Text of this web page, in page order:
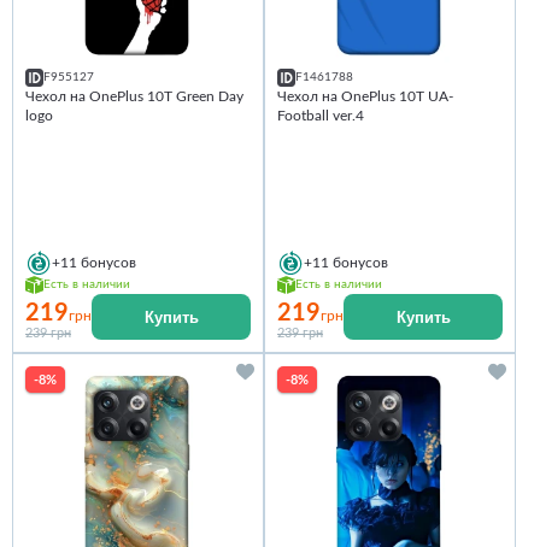
F955127
Чехол на OnePlus 10T Green Day
logo
+11 бонусов
Есть в наличии
219грн
239 грн
Купить
F1461788
Чехол на OnePlus 10T UA-
Football ver.4
+11 бонусов
Есть в наличии
219грн
239 грн
Купить
-8% -8%